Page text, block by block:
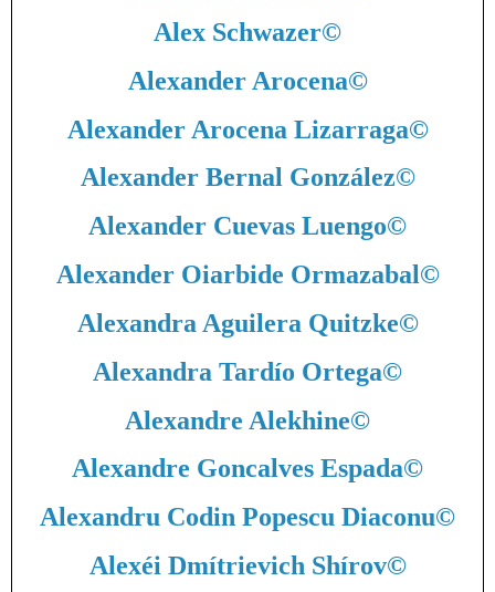
Alex Schwazer©
Alexander Arocena©
Alexander Arocena Lizarraga©
Alexander Bernal González©
Alexander Cuevas Luengo©
Alexander Oiarbide Ormazabal©
Alexandra Aguilera Quitzke©
Alexandra Tardío Ortega©
Alexandre Alekhine©
Alexandre Goncalves Espada©
Alexandru Codin Popescu Diaconu©
Alexéi Dmítrievich Shírov©